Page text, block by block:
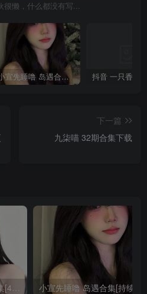
很懒，什么都没有写...
小宣先睡噜 岛遇合集[持续更新2025.08.27]
下一篇
九柒喵 32期合集下载
阿尔卑香小狗子 微密圈合集[40套][持续更新2023.12.14]